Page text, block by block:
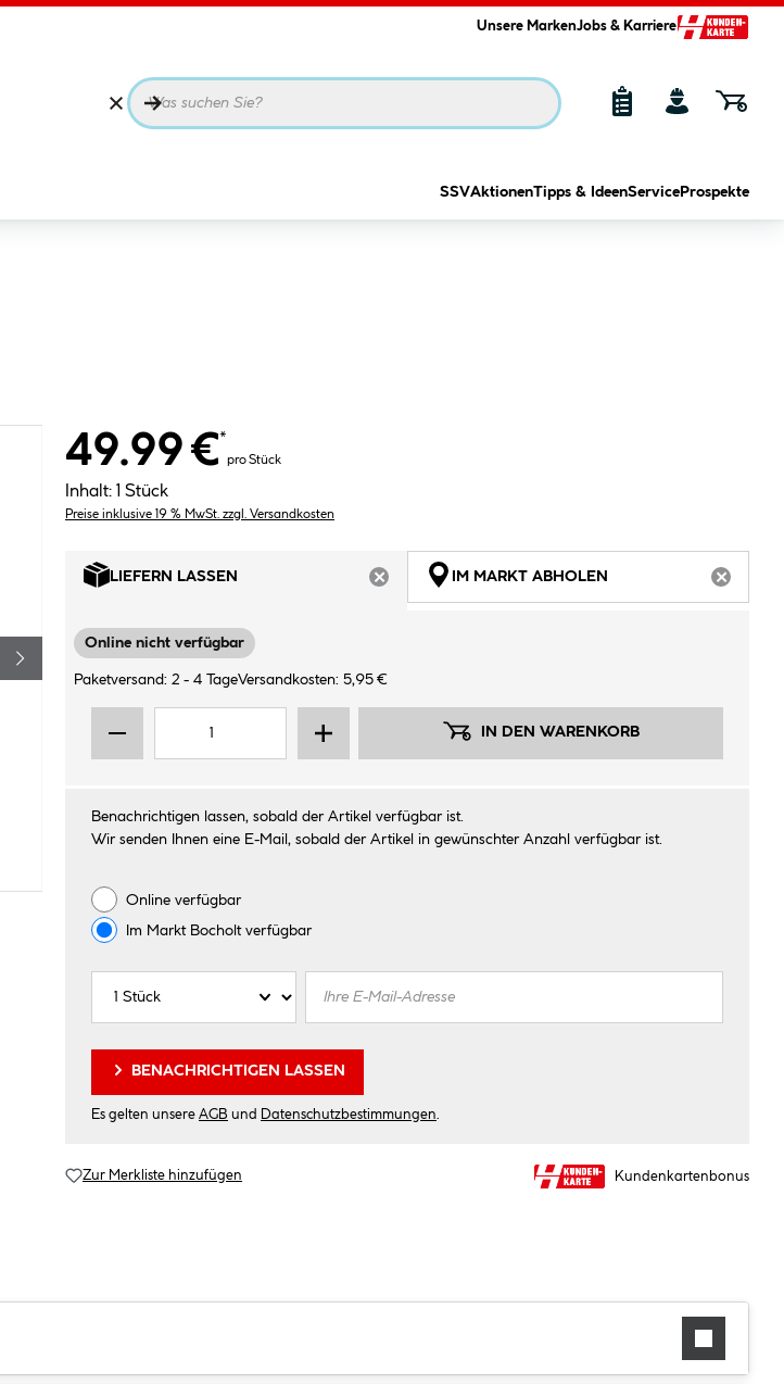
Unsere MarkenJobs & Karriere
SSVAktionenTipps & IdeenService Prospekte
49.99 €*
pro Stück
Inhalt: 1 Stück
Preise inklusive 19 % MwSt. zzgl. Versandkosten
LIEFERN LASSEN
ARTIKEL NICHT VERFÜGBAR
IM MARKT ABHOLEN
Online nicht verfügbar
Paketversand: 2 - 4 TageVersandkosten: 5,95 €
IN DEN WARENKORB
Benachrichtigen lassen, sobald der Artikel verfügbar ist.
Wir senden Ihnen eine E-Mail, sobald der Artikel in gewünschter Anzahl verfügbar ist.
Online verfügbar
Im Markt Bocholtverfügbar
BENACHRICHTIGEN LASSEN
Es gelten unsere AGB und Datenschutzbestimmungen
Zur Merkliste hinzufügen Kundenkartenbonus